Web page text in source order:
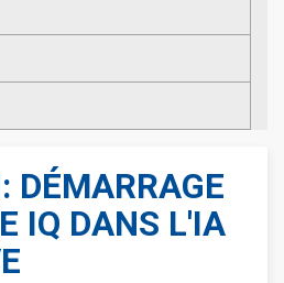
DÉMARRAGE
IQ DANS L'IA